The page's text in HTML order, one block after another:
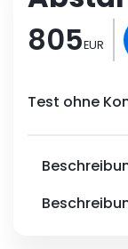
805EUR
Test ohne